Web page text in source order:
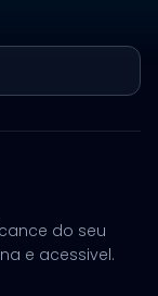
do seu
e acessivel.